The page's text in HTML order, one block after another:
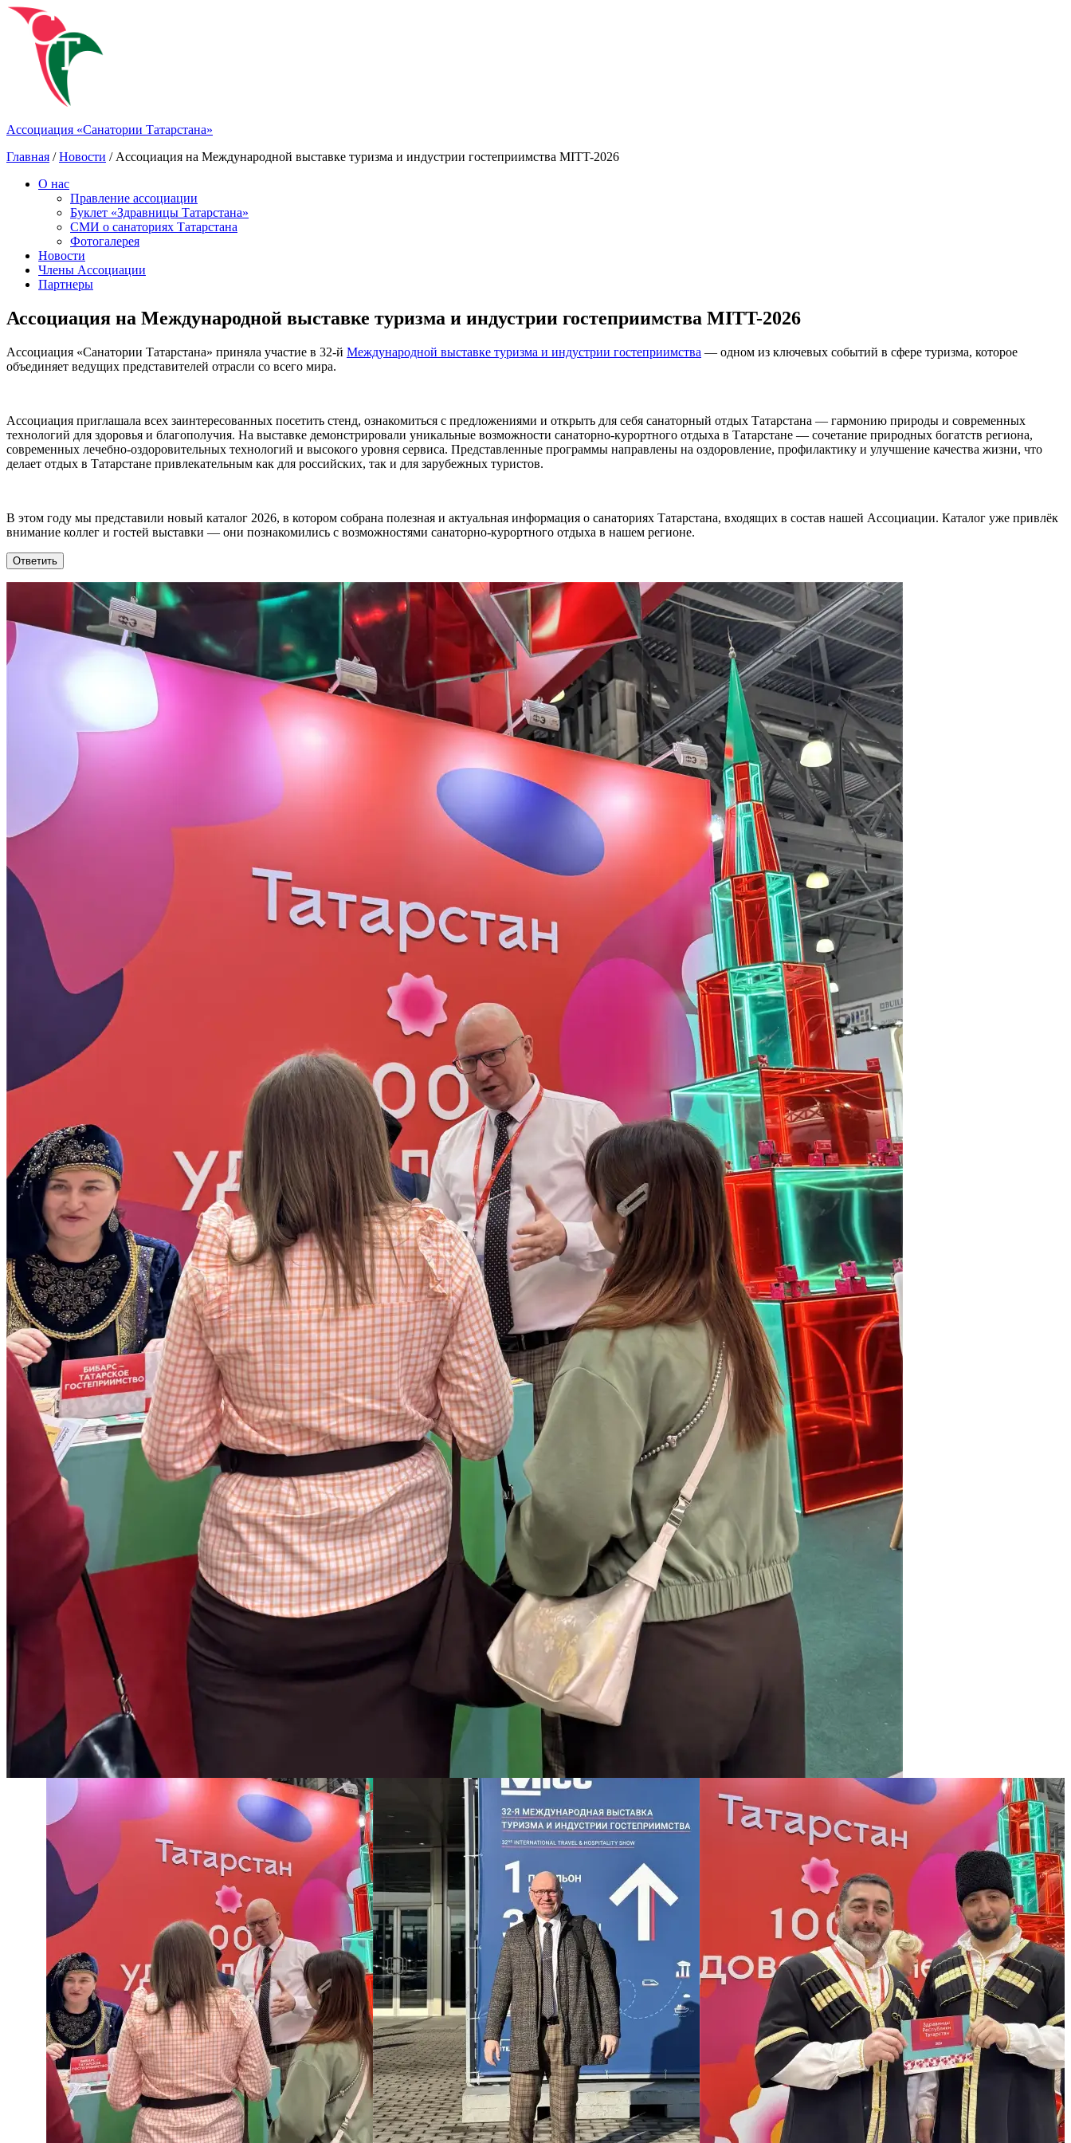
Ассоциация «Санатории Татарстана»
Главная /Новости / Ассоциация на Международной выставке туризма и индустрии гостеприимства MITT-2026
О нас
Правление ассоциации
Буклет «Здравницы Татарстана»
СМИ о санаториях Татарстана
Фотогалерея
Новости
Члены Ассоциации
Партнеры
Ассоциация на Международной выставке туризма и индустрии гостеприимства MITT-2026
Ассоциация «Санатории Татарстана» приняла участие в 32-й Международной выставке туризма и индустрии гостеприимства — одном из ключевых событий в сфере туризма, которое
объединяет ведущих представителей отрасли со всего мира.
Ассоциация приглашала всех заинтересованных посетить стенд, ознакомиться с предложениями и открыть для себя санаторный отдых Татарстана — гармонию природы и современных
технологий для здоровья и благополучия. На выставке демонстрировали уникальные возможности санаторно-курортного отдыха в Татарстане — сочетание природных богатств региона,
современных лечебно-оздоровительных технологий и высокого уровня сервиса. Представленные программы направлены на оздоровление, профилактику и улучшение качества жизни, что
делает отдых в Татарстане привлекательным как для российских, так и для зарубежных туристов.
В этом году мы представили новый каталог 2026, в котором собрана полезная и актуальная информация о санаториях Татарстана, входящих в состав нашей Ассоциации. Каталог уже привлёк
внимание коллег и гостей выставки — они познакомились с возможностями санаторно-курортного отдыха в нашем регионе.
Ответить